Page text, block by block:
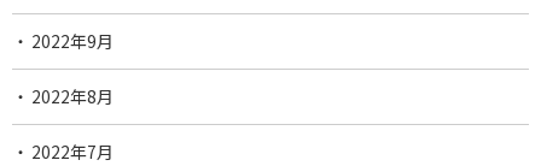
2022年9月
2022年8月
2022年7月